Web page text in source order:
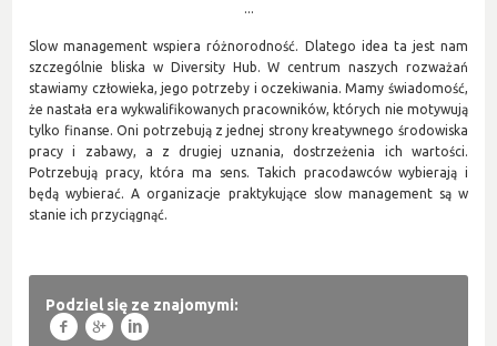
...
Slow management wspiera różnorodność. Dlatego idea ta jest nam
szczególnie bliska w Diversity Hub. W centrum naszych rozważań
stawiamy człowieka, jego potrzeby i oczekiwania. Mamy świadomość,
że nastała era wykwalifikowanych pracowników, których nie motywują
tylko finanse. Oni potrzebują z jednej strony kreatywnego środowiska
pracy i zabawy, a z drugiej uznania, dostrzeżenia ich wartości.
Potrzebują pracy, która ma sens. Takich pracodawców wybierają i
będą wybierać. A organizacje praktykujące slow management są w
stanie ich przyciągnąć.
Podziel się ze znajomymi:
f g l